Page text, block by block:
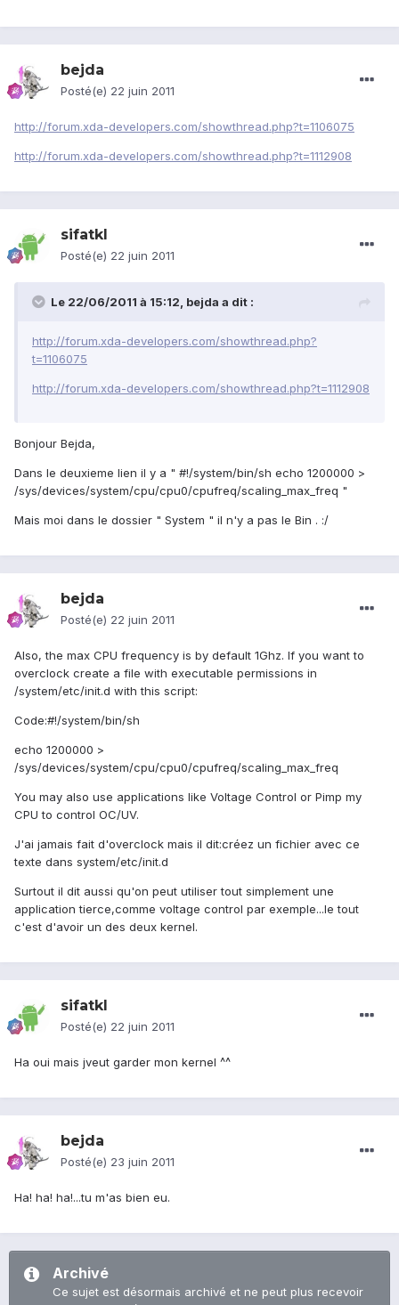
bejda
Posté(e) 22 juin 2011
http://forum.xda-developers.com/showthread.php?t=1106075
http://forum.xda-developers.com/showthread.php?t=1112908
sifatkl
Posté(e) 22 juin 2011
Le 22/06/2011 à 15:12, bejda a dit :
http://forum.xda-developers.com/showthread.php?
t=1106075
http://forum.xda-developers.com/showthread.php?t=1112908
Bonjour Bejda,
Dans le deuxieme lien il y a " #!/system/bin/sh echo 1200000 >
/sys/devices/system/cpu/cpu0/cpufreq/scaling_max_freq "
Mais moi dans le dossier " System " il n'y a pas le Bin . :/
bejda
Posté(e) 22 juin 2011
Also, the max CPU frequency is by default 1Ghz. If you want to
overclock create a file with executable permissions in
/system/etc/init.d with this script:
Code:#!/system/bin/sh
echo 1200000 >
/sys/devices/system/cpu/cpu0/cpufreq/scaling_max_freq
You may also use applications like Voltage Control or Pimp my
CPU to control OC/UV.
J'ai jamais fait d'overclock mais il dit:créez un fichier avec ce
texte dans system/etc/init.d
Surtout il dit aussi qu'on peut utiliser tout simplement une
application tierce,comme voltage control par exemple...le tout
c'est d'avoir un des deux kernel.
sifatkl
Posté(e) 22 juin 2011
Ha oui mais jveut garder mon kernel ^^
bejda
Posté(e) 23 juin 2011
Ha! ha! ha!...tu m'as bien eu.
Archivé
Ce sujet est désormais archivé et ne peut plus recevoir